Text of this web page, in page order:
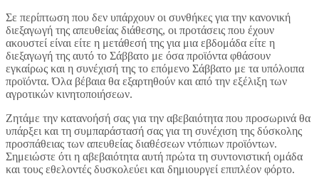
Σε περίπτωση που δεν υπάρχουν οι συνθήκες για την κανονική
διεξαγωγή της απευθείας διάθεσης, οι προτάσεις που έχουν
ακουστεί είναι είτε η μετάθεσή της για μια εβδομάδα είτε η
διεξαγωγή της αυτό το Σάββατο με όσα προϊόντα φθάσουν
εγκαίρως και η συνέχισή της το επόμενο Σάββατο με τα υπόλοιπα
προϊόντα. Όλα βέβαια θα εξαρτηθούν και από την εξέλιξη των
αγροτικών κινητοποιήσεων.
Ζητάμε την κατανοήσή σας για την αβεβαιότητα που προσωρινά θα
υπάρξει και τη συμπαράστασή σας για τη συνέχιση της δύσκολης
προσπάθειας των απευθείας διαθέσεων ντόπιων προϊόντων.
Σημειώστε ότι η αβεβαιότητα αυτή πρώτα τη συντονιστική ομάδα
και τους εθελοντές δυσκολεύει και δημιουργεί επιπλέον φόρτο.